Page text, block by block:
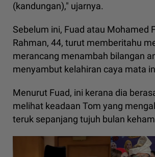
(kandungan)," ujarnya.
Sebelum ini, Fuad atau Mohamed
Rahman, 44, turut memberitahu
merancang menambah bilangan
menyambut kelahiran caya mata
Menurut Fuad, ini kerana dia
melihat keadaan Tom yang
teruk sepanjang tujuh bulan